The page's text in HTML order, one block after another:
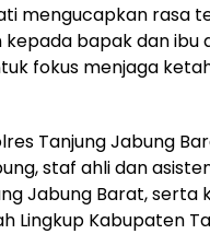
mengucapkan rasa
bapak dan ibu
fokus menjaga
Tanjung Jabung
staf ahli dan
Jabung Barat, serta
Lingkup Kabupaten